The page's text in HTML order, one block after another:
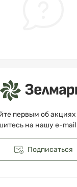
первым об
на нашу e-
Подписаться